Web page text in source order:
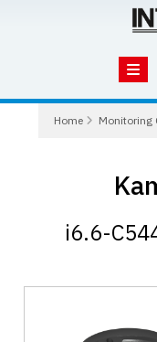
Home Monitoring
i6.6-